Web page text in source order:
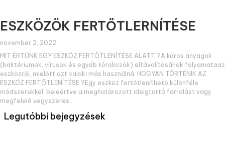
ESZKÖZÖK FERTŐTLERNÍTÉSE
november 2, 2022
MIT ÉRTÜNK EGY ESZKÖZ FERTŐTLENÍTÉSE ALATT ?A káros anyagok
(baktériumok, vírusok és egyéb kórokozók) eltávolításának folyamataaz
eszközről, mielőtt azt valaki más használná. HOGYAN TÖRTÉNIK AZ
ESZKÖZ FERTŐTLENÍTÉSE ?Egy eszköz fertőtleníthető különféle
módszerekkel, beleértve a meghatározott ideigtartó forralást vagy
megfelelő vegyszeres
Legutóbbi bejegyzések